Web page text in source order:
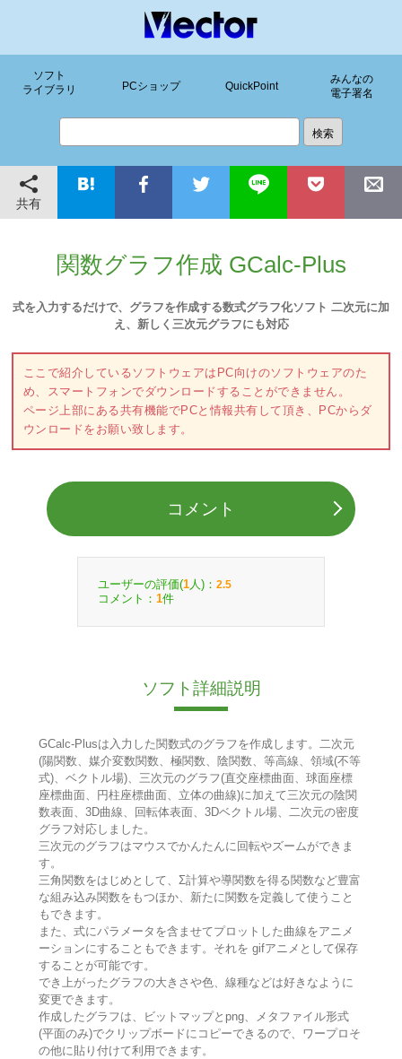
ソフト
ライブラリ
PCショップ QuickPoint
みんなの
電子署名
共有
関数グラフ作成 GCalc-Plus
式を入力するだけで、グラフを作成する数式グラフ化ソフト 二次元に加
え、新しく三次元グラフにも対応
ここで紹介しているソフトウェアはPC向けのソフトウェアのた
め、スマートフォンでダウンロードすることができません。
ページ上部にある共有機能でPCと情報共有して頂き、PCからダ
ウンロードをお願い致します。
コメント
ユーザーの評価(1 人)： 2.5
コメント： 1件
ソフト詳細説明
GCalc-Plusは入力した関数式のグラフを作成します。二次元
(陽関数、媒介変数関数、極関数、陰関数、等高線、領域(不等
式)、ベクトル場)、三次元のグラフ(直交座標曲面、球面座標
座標曲面、円柱座標曲面、立体の曲線)に加えて三次元の陰関
数表面、3D曲線、回転体表面、3Dベクトル場、二次元の密度
グラフ対応しました。
三次元のグラフはマウスでかんたんに回転やズームができま
す。
三角関数をはじめとして、Σ計算や導関数を得る関数など豊富
な組み込み関数をもつほか、新たに関数を定義して使うこと
もできます。
また、式にパラメータを含ませてプロットした曲線をアニメ
ーションにすることもできます。それを gifアニメとして保存
することが可能です。
でき上がったグラフの大きさや色、線種などは好きなように
変更できます。
作成したグラフは、ビットマップとpng、メタファイル形式
(平面のみ)でクリップボードにコピーできるので、ワープロそ
の他に貼り付けて利用できます。